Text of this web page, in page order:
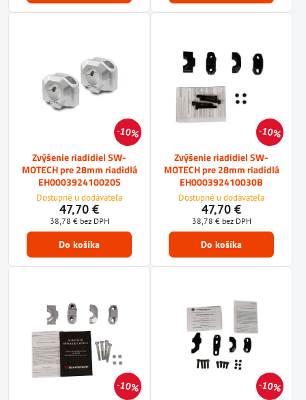
10%
Zvýšenie riadidiel SW-
MOTECH pre 28mm riadidlá
EH000392410020S
Dostupné u dodávateľa
47,70 €
38,78 € bez DPH
Do košíka
10%
Zvýšenie riadidiel SW-
MOTECH pre 28mm riadidlá
EH000392410030B
Dostupné u dodávateľa
47,70 €
38,78 € bez DPH
Do košíka
10% 10%